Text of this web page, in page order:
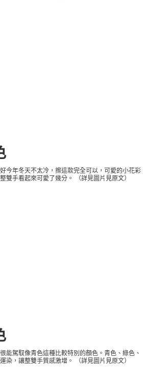
今年冬天不太冷，擦這款完全可以，可愛的小花彩
雙手看起來可愛了幾分。 （詳見圖片見原文）
能駕馭像青色這種比較特別的顏色。青色、綠色、
染，讓整雙手質感激增。 （詳見圖片見原文）